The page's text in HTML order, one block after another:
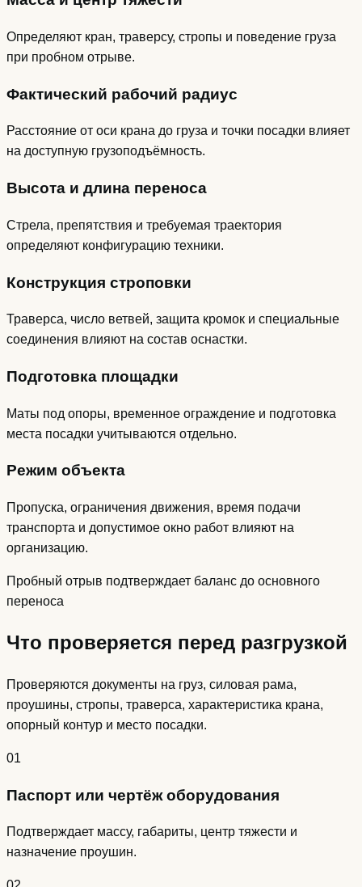
Определяют кран, траверсу, стропы и поведение груза
при пробном отрыве.
Фактический рабочий радиус
Расстояние от оси крана до груза и точки посадки влияет
на доступную грузоподъёмность.
Высота и длина переноса
Стрела, препятствия и требуемая траектория
определяют конфигурацию техники.
Конструкция строповки
Траверса, число ветвей, защита кромок и специальные
соединения влияют на состав оснастки.
Подготовка площадки
Маты под опоры, временное ограждение и подготовка
места посадки учитываются отдельно.
Режим объекта
Пропуска, ограничения движения, время подачи
транспорта и допустимое окно работ влияют на
организацию.
Пробный отрыв подтверждает баланс до основного
переноса
Что проверяется перед разгрузкой
Проверяются документы на груз, силовая рама,
проушины, стропы, траверса, характеристика крана,
опорный контур и место посадки.
01
Паспорт или чертёж оборудования
Подтверждает массу, габариты, центр тяжести и
назначение проушин.